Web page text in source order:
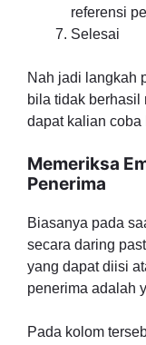
referensi
Selesai
Nah jadi langkah
bila tidak berhasil
dapat kalian coba
Memeriksa
Penerima
Biasanya pada
secara daring
yang dapat diisi
penerima adalah
Pada kolom